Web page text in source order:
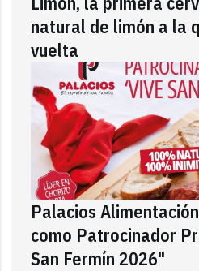
natural de limón a la
vuelta
Palacios
como Patrocinador
San Fermín 2026"